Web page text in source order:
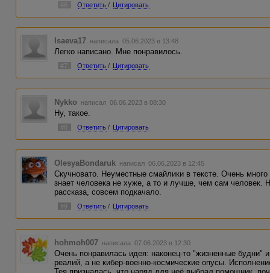
Ответить / Цитировать
Isaeva17 написала 05.06.2023 в 13:48
Легко написано. Мне понравилось.
#7 Ответить / Цитировать
Nykko написал 06.06.2023 в 08:30
Ну, такое.
#8 Ответить / Цитировать
OlesyaBondaruk написал 06.06.2023 в 12:45
Скучновато. Неуместные смайлики в тексте. Очень
знает человека не хуже, а то и лучше, чем сам человек.
рассказа, совсем подкачало.
#9 Ответить / Цитировать
hohmoh007 написала 07.06.2023 в 12:30
Очень понравилась идея: наконец-то "жизненные будни"
реалий, а не кибер-военно-космические опусы.